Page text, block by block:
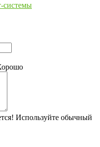
системы
Используйте обычный